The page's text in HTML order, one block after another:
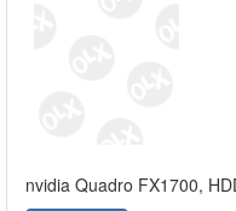
nvidia Quadro FX1700,